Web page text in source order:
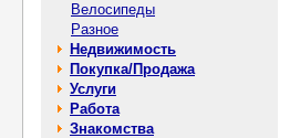
Велосипеды
Разное
Недвижимость
Покупка/Продажа
Услуги
Работа
Знакомства